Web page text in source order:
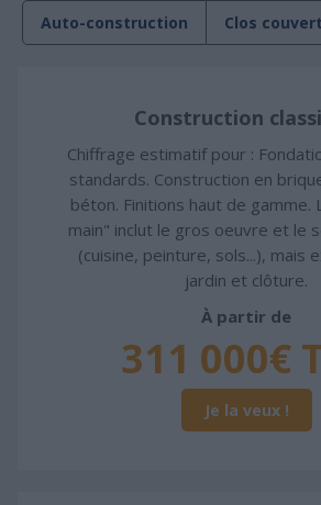
Auto-construction Clos couvert
Construction
Chiffrage estimatif pour :
standards. Construction en
béton. Finitions haut de gamme.
main" inclut le gros oeuvre et le
(cuisine, peinture, sols...), mais
jardin et clôture.
À partir de
311 000€
Je la veux !